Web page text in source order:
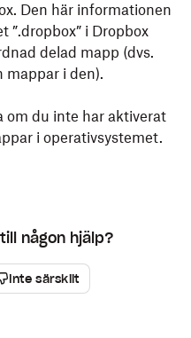
Den här informationen
”.dropbox” i Dropbox
delad mapp (dvs.
mappar i den).
om du inte har aktiverat
i operativsystemet.
någon hjälp?
Inte särskilt